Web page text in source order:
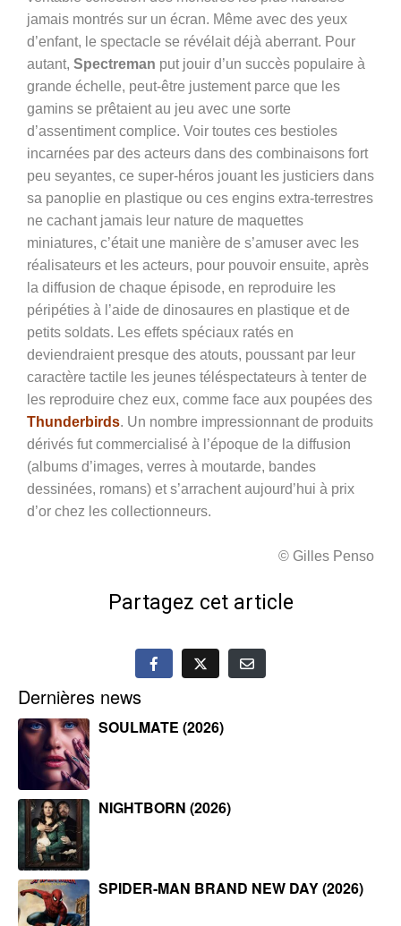
jamais montrés sur un écran. Même avec des yeux
d’enfant, le spectacle se révélait déjà aberrant. Pour
autant, Spectreman put jouir d’un succès populaire à
grande échelle, peut-être justement parce que les
gamins se prêtaient au jeu avec une sorte
d’assentiment complice. Voir toutes ces bestioles
incarnées par des acteurs dans des combinaisons fort
peu seyantes, ce super-héros jouant les justiciers dans
sa panoplie en plastique ou ces engins extra-terrestres
ne cachant jamais leur nature de maquettes
miniatures, c’était une manière de s’amuser avec les
réalisateurs et les acteurs, pour pouvoir ensuite, après
la diffusion de chaque épisode, en reproduire les
péripéties à l’aide de dinosaures en plastique et de
petits soldats. Les effets spéciaux ratés en
deviendraient presque des atouts, poussant par leur
caractère tactile les jeunes téléspectateurs à tenter de
les reproduire chez eux, comme face aux poupées des
Thunderbirds. Un nombre impressionnant de produits
dérivés fut commercialisé à l’époque de la diffusion
(albums d’images, verres à moutarde, bandes
dessinées, romans) et s’arrachent aujourd’hui à prix
d’or chez les collectionneurs.
© Gilles Penso
Partagez cet article
Dernières news
SOULMATE (2026)
NIGHTBORN (2026)
SPIDER-MAN BRAND NEW DAY (2026)